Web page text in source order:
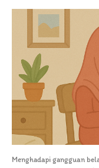
Menghadapi gangguan